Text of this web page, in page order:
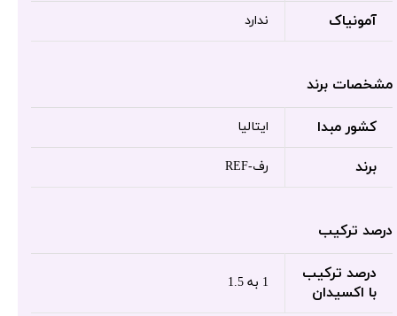
آمونیاک ندارد
مشخصات برند
کشور مبدا ایتالیا
برند رف-REF
درصد ترکیب
درصد ترکیب
با اکسیدان
1 به 1.5